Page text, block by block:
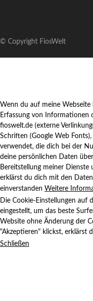
© Copyright FiosWelt
Wenn du auf meine
Erfassung von Informationen
fioswelt.de (externe
Schriften (Google Web
verwendet, die dich bei der
deine persönlichen Daten
Bereitstellung meiner
erklärst du dich mit den
einverstanden Weitere
Die Cookie-Einstellungen auf
eingestellt, um das beste
Website ohne Änderung der
"Akzeptieren" klickst, erklärst
Schließen